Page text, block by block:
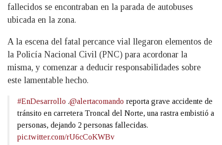
fallecidos se encontraban en la parada de autobuses
ubicada en la zona.
A la escena del fatal percance vial llegaron elementos de
la Policía Nacional Civil (PNC) para acordonar la
misma, y comenzar a deducir responsabilidades sobre
este lamentable hecho.
#EnDesarrollo .@alertacomando reporta grave accidente de
tránsito en carretera Troncal del Norte, una rastra embistió a
personas, dejando 2 personas fallecidas.
pic.twitter.com/rU6cCoKWBv